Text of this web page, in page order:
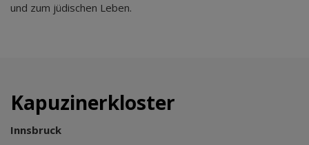
und zum jüdischen Leben.
Kapuzinerkloster
Innsbruck